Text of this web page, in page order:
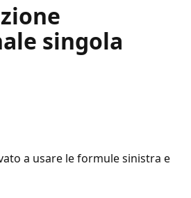
singola
a usare le formule sinistra e